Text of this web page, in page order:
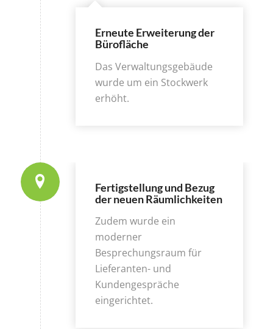
Erneute Erweiterung der
Bürofläche
Das Verwaltungsgebäude
wurde um ein Stockwerk
erhöht.
Fertigstellung und Bezug
der neuen Räumlichkeiten
Zudem wurde ein
moderner
Besprechungsraum für
Lieferanten- und
Kundengespräche
eingerichtet.